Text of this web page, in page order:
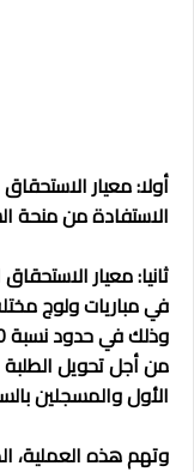
أولا: معيار
الاستفادة من منحة
ثانيا: معيار
في مباريات ولوج
من أجل تحويل
الأول والمسجلين
وتهم هذه العملية،